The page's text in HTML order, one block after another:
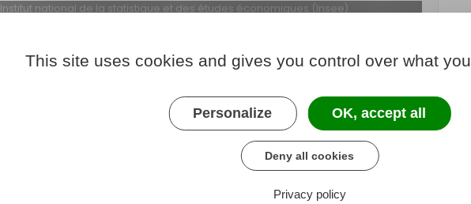
Institut national de la statistique et des études économiques (Insee)
This site uses cookies and gives you control over what
Personalize OK, accept all
Deny all cookies
Privacy policy